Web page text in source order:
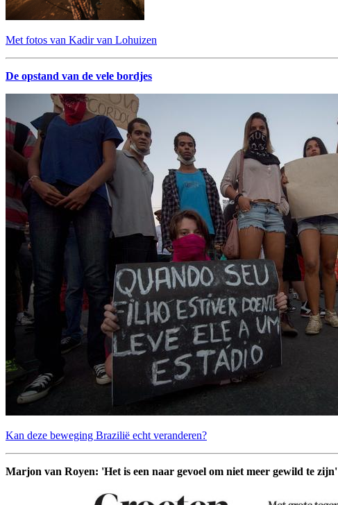
Met fotos van Kadir van Lohuizen
De opstand van de vele bordjes
Kan deze beweging Brazilië echt veranderen?
Marjon van Royen: 'Het is een naar gevoel om niet meer gewild te zijn'